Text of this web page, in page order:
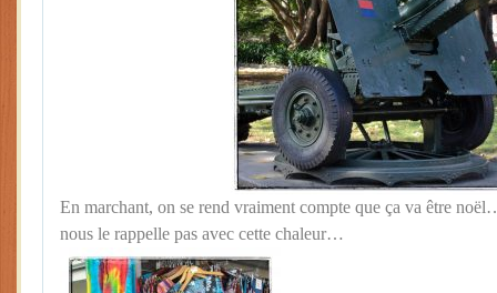
En marchant, on se rend vraiment compte que ça va être
nous le rappelle pas avec cette chaleur…